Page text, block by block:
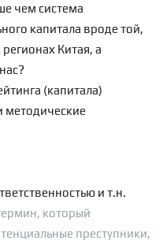
чем система
капитала вроде той,
Китая, а
(капитала)
методические
и т.н.
который
преступники,